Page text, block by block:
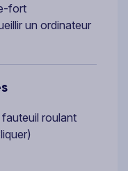
fort
un ordinateur
roulant